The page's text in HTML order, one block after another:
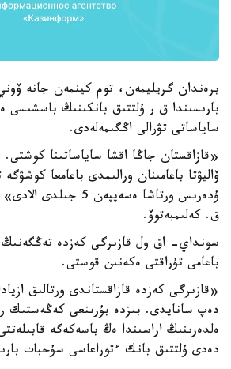
برەندان گريليمەن، توم كينمەن جانە
بارىسىندا ق ر ۇلتتىق بانكىنىڭ
ساياساتى تۋرالى اڭگىمەلەدى.
«قازاقستان جاڭا اقشا ساياساتىنا كوشتى.
ۆاليۋتا باعامىنان ورالىمدى باعامعا
ۇدەرىس ورتاشا
ق. كەلىمبەتوۆ.
سونداي- اق ول قازىرگى كەزدە تەڭگەنىڭ
باعامى تۇراقتى ەكەنىن قوستى.
«قازىرگى كەزدە قازاقستاندى ورتالىق
دەپ سانايدى. بىزدە بۇرىنعى كەڭەستىك
ەلدەرىنىڭ اراسىندا ەڭ باسەكەگە
دەدى ۇلتتىق بانك ءتوراعاسى سۇحبات